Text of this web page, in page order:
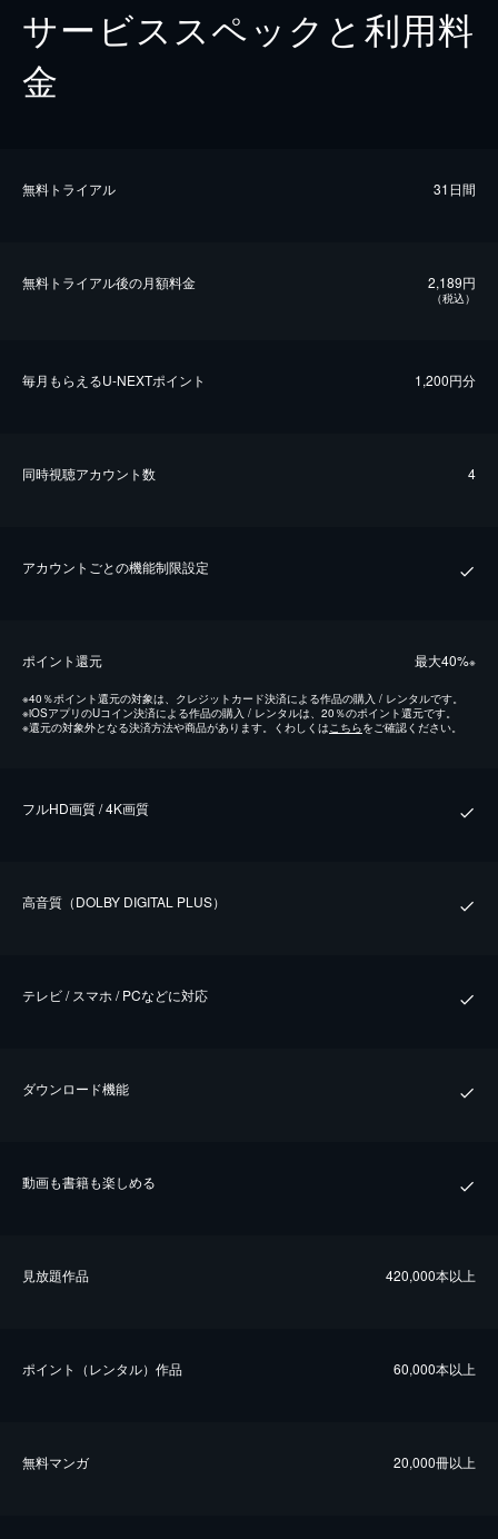
サービススペックと利用料
金
無料トライアル 31日間
無料トライアル後の⽉額料金 2,189円
（税込）
毎⽉もらえるU-NEXTポイント 1,200円分
同時視聴アカウント数 4
アカウントごとの機能制限設定
ポイント還元 最⼤40%※
※40％ポイント還元の対象は、クレジットカード決済による作品の購入 / レンタルです。
※iOSアプリのUコイン決済による作品の購入 / レンタルは、20％のポイント還元です。
※還元の対象外となる決済方法や商品があります。くわしくは こちらをご確認ください。
フルHD画質 / 4K画質
⾼⾳質（DOLBY DIGITAL PLUS）
テレビ / スマホ / PCなどに対応
ダウンロード機能
動画も書籍も楽しめる
⾒放題作品 420,000本以上
ポイント（レンタル）作品 60,000本以上
無料マンガ 20,000冊以上